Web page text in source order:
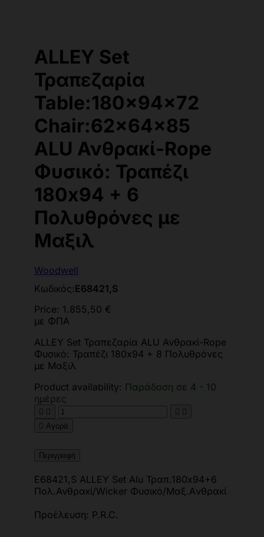
ALLEY Set
Τραπεζαρία
Table:180x94x72
Chair:62x64x85
ALU Ανθρακί-Rope
Φυσικό: Τραπέζι
180x94 + 6
Πολυθρόνες με
Μαξιλ
Woodwell
Κωδικός:Ε68421,S
Price: 1.855,50 €
με ΦΠΑ
ALLEY Set Τραπεζαρία ALU Ανθρακί-Rope
Φυσικό: Τραπέζι 180x94 + 8 Πολυθρόνες
με Μαξιλ
Product availability: Παράδοση σε 4 - 10
ημέρες
   
 Αγορά
Περιγραφή
Ε68421,S ALLEY Set Alu Τραπ.180x94+6
Πολ.Ανθρακί/Wicker Φυσικό/Μαξ.Aνθρακί
Προέλευση: P.R.C.